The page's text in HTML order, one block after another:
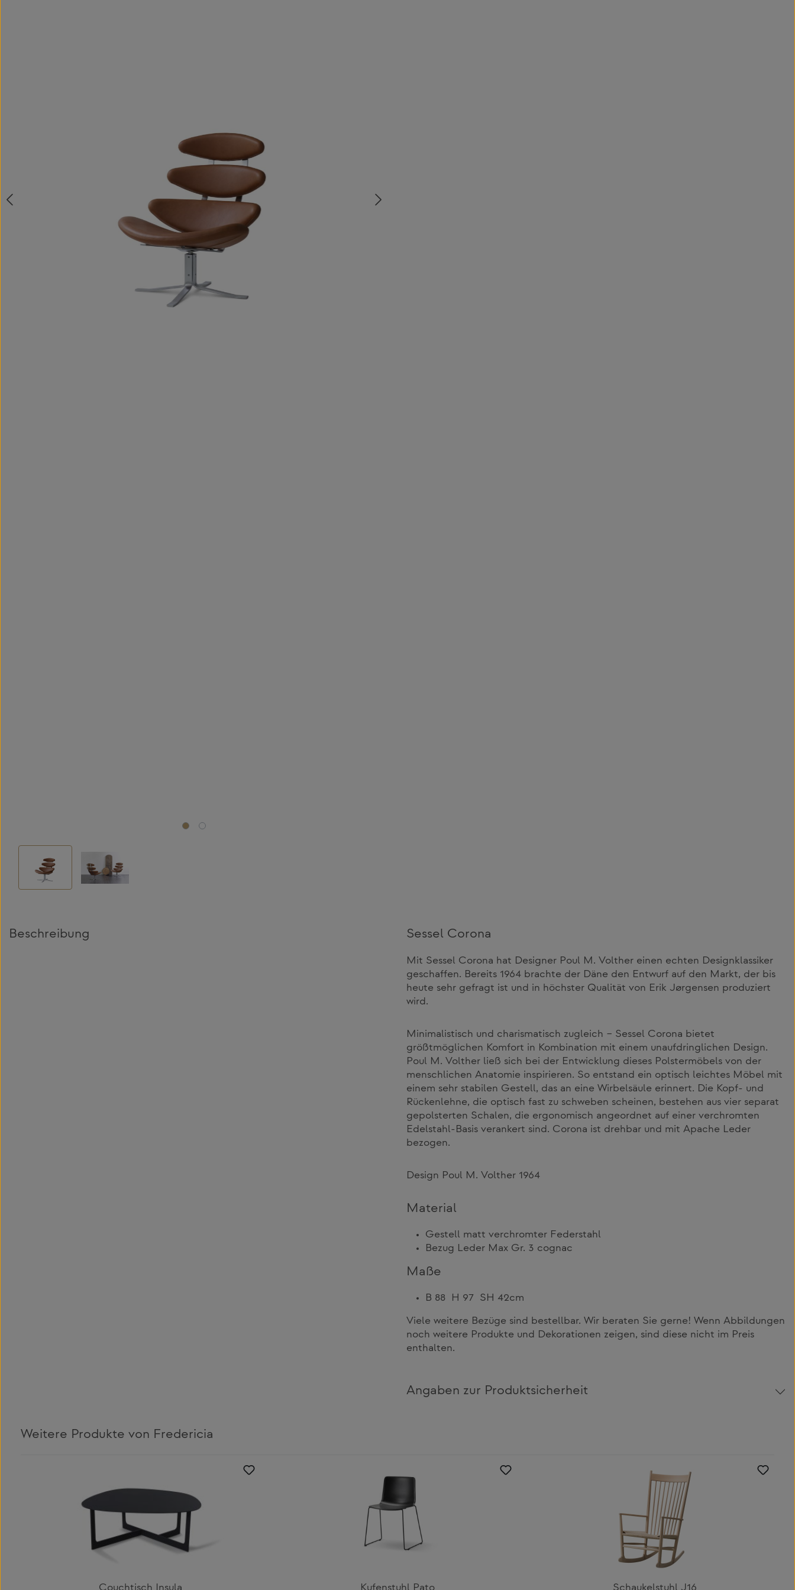
Beschreibung Sessel Corona
Mit Sessel Corona hat Designer Poul M. Volther einen echten Designklassiker
geschaffen. Bereits 1964 brachte der Däne den Entwurf auf den Markt, der bis
heute sehr gefragt ist und in höchster Qualität von Erik Jørgensen produziert
wird.
Minimalistisch und charismatisch zugleich – Sessel Corona bietet
größtmöglichen Komfort in Kombination mit einem unaufdringlichen Design.
Poul M. Volther ließ sich bei der Entwicklung dieses Polstermöbels von der
menschlichen Anatomie inspirieren. So entstand ein optisch leichtes Möbel mit
einem sehr stabilen Gestell, das an eine Wirbelsäule erinnert. Die Kopf- und
Rückenlehne, die optisch fast zu schweben scheinen, bestehen aus vier separat
gepolsterten Schalen, die ergonomisch angeordnet auf einer verchromten
Edelstahl-Basis verankert sind. Corona ist drehbar und mit Apache Leder
bezogen.
Design Poul M. Volther 1964
Material
Gestell matt verchromter Federstahl
Bezug Leder Max Gr. 3 cognac
Maße
B 88 H 97 SH 42cm
Viele weitere Bezüge sind bestellbar. Wir beraten Sie gerne! Wenn Abbildungen
noch weitere Produkte und Dekorationen zeigen, sind diese nicht im Preis
enthalten.
Angaben zur Produktsicherheit
Weitere Produkte von Fredericia